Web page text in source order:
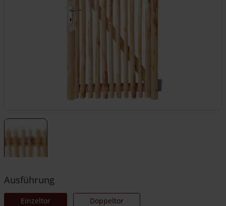
Ausführung
Einzeltor Doppeltor